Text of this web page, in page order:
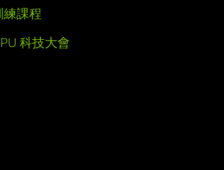
練課程
科技大會